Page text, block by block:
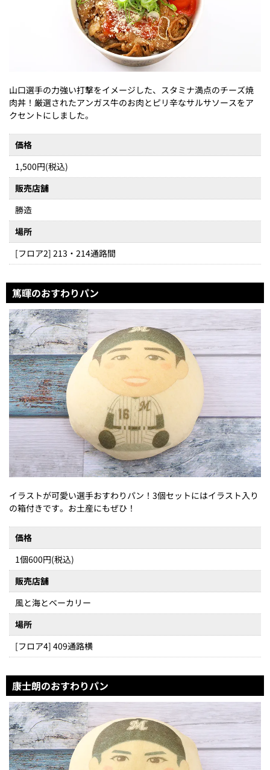
山口選手の力強い打撃をイメージした、スタミナ満点のチーズ焼
肉丼！厳選されたアンガス牛のお肉とピリ辛なサルサソースをア
クセントにしました。
価格
1,500円(税込)
販売店舗
勝造
場所
[フロア2] 213・214通路間
篤暉のおすわりパン
イラストが可愛い選手おすわりパン！3個セットにはイラスト入り
の箱付きです。お土産にもぜひ！
価格
1個600円(税込)
販売店舗
風と海とベーカリー
場所
[フロア4] 409通路横
康士朗のおすわりパン